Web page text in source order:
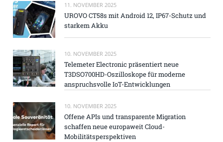
11. NOVEMBER 2025
UROVO CT58s mit Android 12, IP67-Schutz und
starkem Akku
10. NOVEMBER 2025
Telemeter Electronic präsentiert neue
T3DSO700HD-Oszilloskope für moderne
anspruchsvolle IoT-Entwicklungen
10. NOVEMBER 2025
Offene APIs und transparente Migration
schaffen neue europaweit Cloud-
Mobilitätsperspektiven